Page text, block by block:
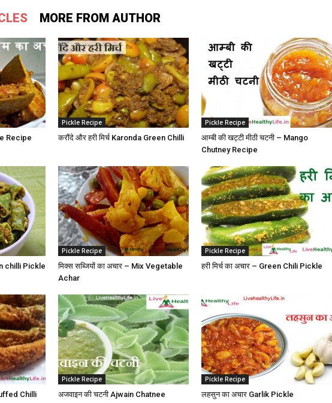
MORE FROM AUTHOR
Recipe
Pickle Recipe
करौंदे और हरी मिर्च Karonda Green Chilli
Pickle Recipe
आम्बी की खट्टी मीठी चटनी – Mango
Chutney Recipe
chilli Pickle
Pickle Recipe
मिक्स सब्जियों का अचार – Mix Vegetable
Achar
Pickle Recipe
हरी मिर्च का अचार – Green Chili Pickle
Chilli
Pickle Recipe
अजवाइन की चटनी Ajwain Chatnee
Pickle Recipe
लहसुन का अचार Garlik Pickle